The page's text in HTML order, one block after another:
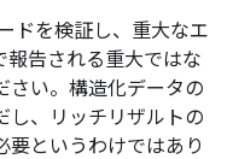
ドを検証し、重大なエ
報告される重大ではな
さい。構造化データの
し、リッチリザルトの
要というわけではあり